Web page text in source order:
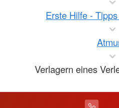
Erste Hilfe -
Verlagern eines